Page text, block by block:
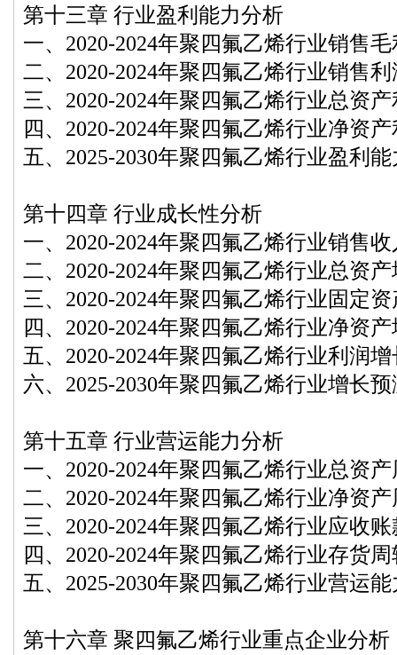
第十三章 行业盈利能力分析
一、2020-2024年聚四氟乙烯行业销售
二、2020-2024年聚四氟乙烯行业销售
三、2020-2024年聚四氟乙烯行业总资
四、2020-2024年聚四氟乙烯行业净资
五、2025-2030年聚四氟乙烯行业盈利
第十四章 行业成长性分析
一、2020-2024年聚四氟乙烯行业销售
二、2020-2024年聚四氟乙烯行业总资
三、2020-2024年聚四氟乙烯行业固定
四、2020-2024年聚四氟乙烯行业净资
五、2020-2024年聚四氟乙烯行业利润
六、2025-2030年聚四氟乙烯行业增长预
第十五章 行业营运能力分析
一、2020-2024年聚四氟乙烯行业总资
二、2020-2024年聚四氟乙烯行业净资
三、2020-2024年聚四氟乙烯行业应收
四、2020-2024年聚四氟乙烯行业存货
五、2025-2030年聚四氟乙烯行业营运
第十六章 聚四氟乙烯行业重点企业分析